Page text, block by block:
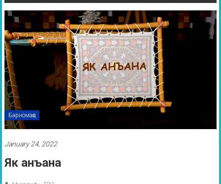
Барномаҳо
January 24, 2022
Як анъана